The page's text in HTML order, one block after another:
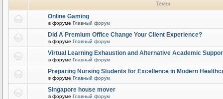
Темы
Online Gaming
в форуме Главный форум
Did A Premium Office Change Your Client Experience?
в форуме Главный форум
Virtual Learning Exhaustion and Alternative Academic
в форуме Главный форум
Preparing Nursing Students for Excellence in Modern
в форуме Главный форум
Singapore house mover
в форуме Главный форум